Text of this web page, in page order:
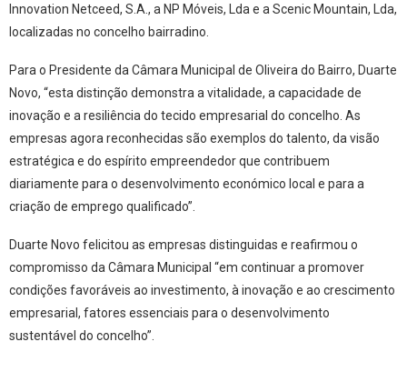
Innovation Netceed, S.A., a NP Móveis, Lda e a Scenic Mountain, Lda,
localizadas no concelho bairradino.
Para o Presidente da Câmara Municipal de Oliveira do Bairro, Duarte
Novo, “esta distinção demonstra a vitalidade, a capacidade de
inovação e a resiliência do tecido empresarial do concelho. As
empresas agora reconhecidas são exemplos do talento, da visão
estratégica e do espírito empreendedor que contribuem
diariamente para o desenvolvimento económico local e para a
criação de emprego qualificado”.
Duarte Novo felicitou as empresas distinguidas e reafirmou o
compromisso da Câmara Municipal “em continuar a promover
condições favoráveis ao investimento, à inovação e ao crescimento
empresarial, fatores essenciais para o desenvolvimento
sustentável do concelho”.